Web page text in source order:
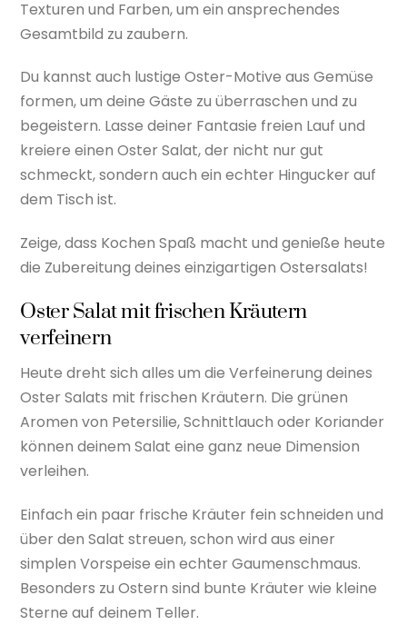
Texturen und Farben, um ein ansprechendes
Gesamtbild zu zaubern.
Du kannst auch lustige Oster-Motive aus Gemüse
formen, um deine Gäste zu überraschen und zu
begeistern. Lasse deiner Fantasie freien Lauf und
kreiere einen Oster Salat, der nicht nur gut
schmeckt, sondern auch ein echter Hingucker auf
dem Tisch ist.
Zeige, dass Kochen Spaß macht und genieße heute
die Zubereitung deines einzigartigen Ostersalats!
Oster Salat mit frischen Kräutern
verfeinern
Heute dreht sich alles um die Verfeinerung deines
Oster Salats mit frischen Kräutern. Die grünen
Aromen von Petersilie, Schnittlauch oder Koriander
können deinem Salat eine ganz neue Dimension
verleihen.
Einfach ein paar frische Kräuter fein schneiden und
über den Salat streuen, schon wird aus einer
simplen Vorspeise ein echter Gaumenschmaus.
Besonders zu Ostern sind bunte Kräuter wie kleine
Sterne auf deinem Teller.